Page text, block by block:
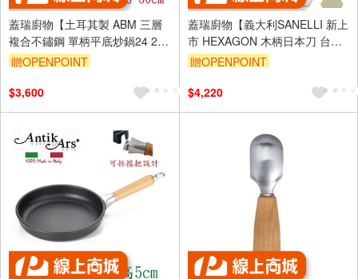
蓋瑞廚物【土耳其製 ABM 三層
複合不鏽鋼 單柄平底炒鍋24 28
30cm】全鍋三層複合不鏽鋼 平
贈OPENPOINT
$3,600
蓋瑞廚物【義大利SANELLI 新上
市 HEXAGON 木柄日本刀 台灣
菜刀】魚刀 出刃 生魚片刀 柳刃
贈OPENPOINT
$4,220